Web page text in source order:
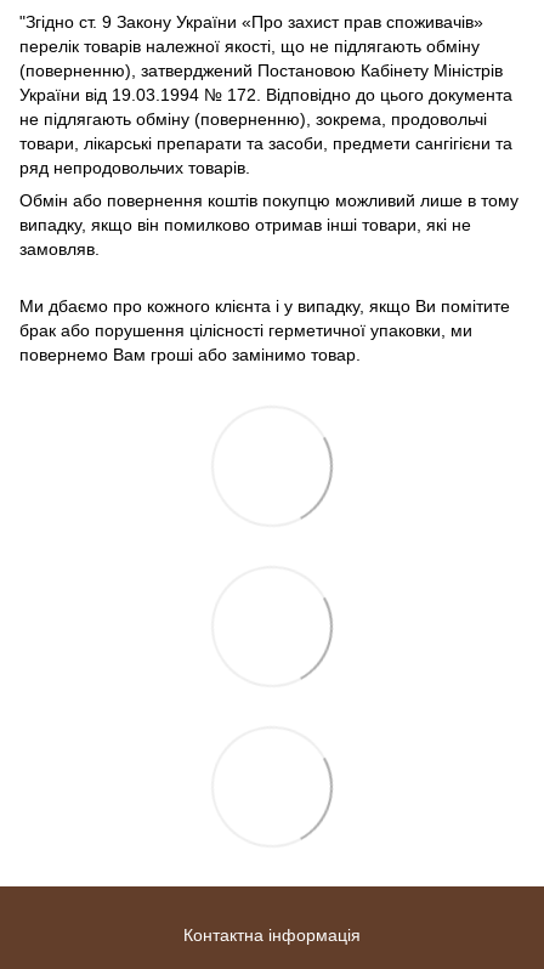
"Згідно ст. 9 Закону України «Про захист прав споживачів»
перелік товарів належної якості, що не підлягають обміну
(поверненню), затверджений Постановою Кабінету Міністрів
України від 19.03.1994 № 172. Відповідно до цього документа
не підлягають обміну (поверненню), зокрема, продовольчі
товари, лікарські препарати та засоби, предмети сангігієни та
ряд непродовольчих товарів.
Обмін або повернення коштів покупцю можливий лише в тому
випадку, якщо він помилково отримав інші товари, які не
замовляв.
Ми дбаємо про кожного клієнта і у випадку, якщо Ви помітите
брак або порушення цілісності герметичної упаковки, ми
повернемо Вам гроші або замінимо товар.
Контактна інформація